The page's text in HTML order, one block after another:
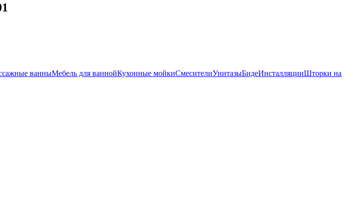
ванныМебель для ваннойКухонные мойкиСмесителиУнитазыБидеИнсталляцииШторки на